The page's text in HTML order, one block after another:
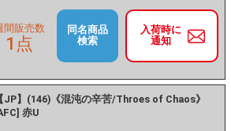
入荷時に
通知
間販売数
1点
同名商品
検索
【JP】(146)《混沌の辛苦/Throes of Chaos》
赤U